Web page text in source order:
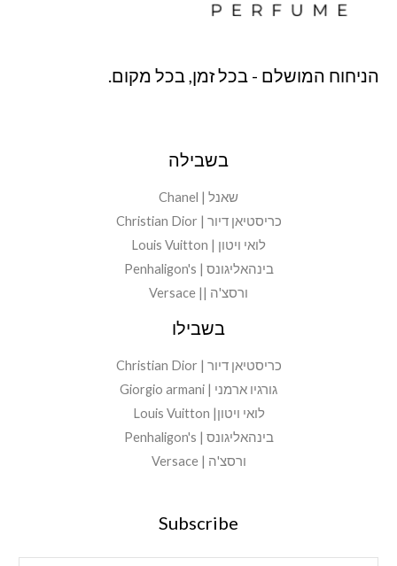
הניחוח המושלם - בכל זמן, בכל מקום.
בשבילה
שאנל | Chanel
כריסטיאן דיור | Christian Dior
לואי ויטון | Louis Vuitton
בינהאליגונס | Penhaligon's
ורסצ'ה || Versace
בשבילו
כריסטיאן דיור | Christian Dior
גורגיו ארמני | Giorgio armani
לואי ויטון| Louis Vuitton
בינהאליגונס | Penhaligon's
ורסצ'ה | Versace
Subscribe